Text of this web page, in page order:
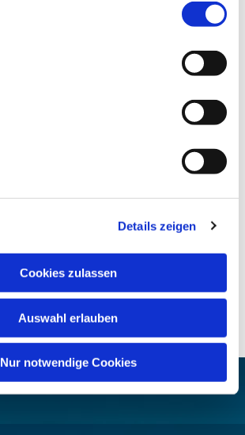
Details zeigen
Cookies zulassen
Auswahl erlauben
Nur notwendige Cookies